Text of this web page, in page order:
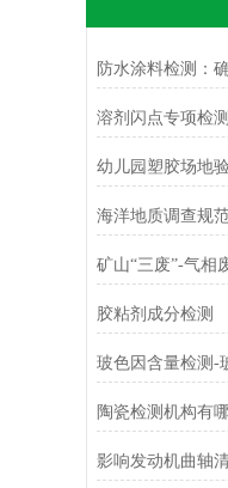
溶剂闪点专项检测
胶粘剂成分检测